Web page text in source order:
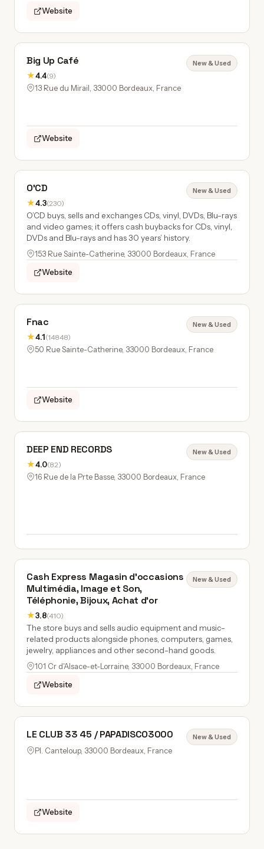
Website
Big Up Café
★4.4(9)
New & Used
13 Rue du Mirail, 33000 Bordeaux, France
Website
O'CD
★4.3(230)
New & Used
O’CD buys, sells and exchanges CDs, vinyl, DVDs, Blu-rays
and video games; it offers cash buybacks for CDs, vinyl,
DVDs and Blu-rays and has 30 years’ history.
153 Rue Sainte-Catherine, 33000 Bordeaux, France
Website
Fnac
★4.1(14848)
New & Used
50 Rue Sainte-Catherine, 33000 Bordeaux, France
Website
DEEP END RECORDS
★4.0(82)
New & Used
16 Rue de la Prte Basse, 33000 Bordeaux, France
Cash Express Magasin d'occasions
Multimédia, Image et Son,
Téléphonie, Bijoux, Achat d'or
★3.8(410)
New & Used
The store buys and sells audio equipment and music-
related products alongside phones, computers, games,
jewelry, appliances and other second-hand goods.
101 Cr d'Alsace-et-Lorraine, 33000 Bordeaux, France
Website
LE CLUB 33 45 / PAPADISCO3000 New & Used
Pl. Canteloup, 33000 Bordeaux, France
Website